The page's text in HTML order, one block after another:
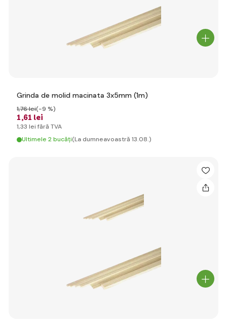
Grinda de molid macinata 3x5mm (1m)
1,61 lei
1,76 lei(-9 %)
1,33 lei fără TVA
Ultimele 2 bucăți(La dumneavoastră 13.08.)